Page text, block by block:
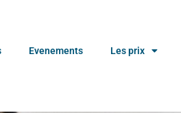
Evenements Les prix